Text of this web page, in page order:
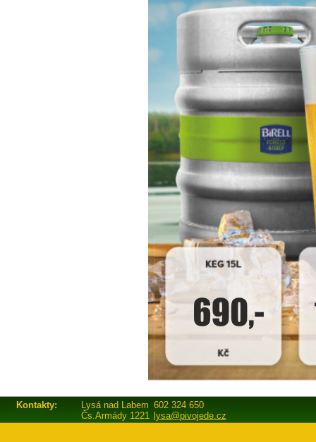
Kontakty: Lysá nad Labem 602 324 650
Čs.Armády 1221 lysa@pivojede.cz